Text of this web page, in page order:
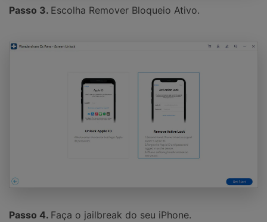
Passo 3. Escolha Remover Bloqueio Ativo.
Passo 4. Faça o jailbreak do seu iPhone.